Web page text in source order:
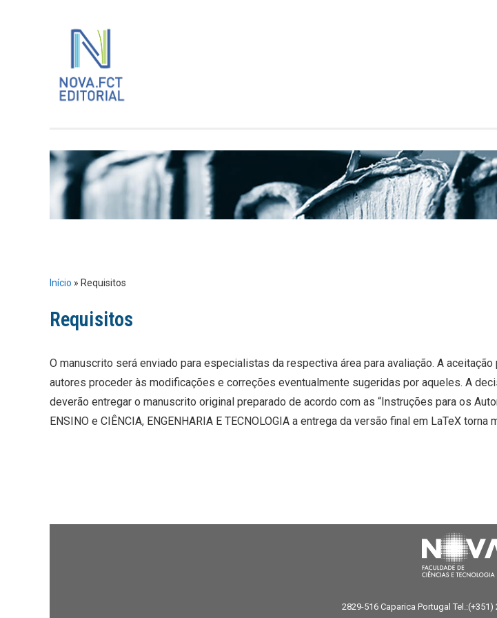
Início » Requisitos
Requisitos
O manuscrito será enviado para especialistas da respectiva área para avaliação. A
autores proceder às modificações e correções eventualmente sugeridas por aqueles. A
deverão entregar o manuscrito original preparado de acordo com as “Instruções para os
ENSINO e CIÊNCIA, ENGENHARIA E TECNOLOGIA a entrega da versão final em LaTeX
2829-516 Caparica Portugal Tel.:(+351)